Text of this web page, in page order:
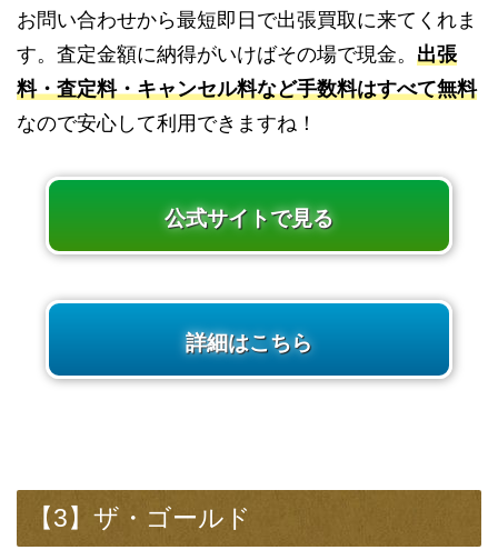
お問い合わせから最短即日で出張買取に来てくれま
す。査定金額に納得がいけばその場で現金。 出張
料・査定料・キャンセル料など手数料はすべて無料
なので安心して利用できますね！
公式サイトで見る
詳細はこちら
【3】ザ・ゴールド